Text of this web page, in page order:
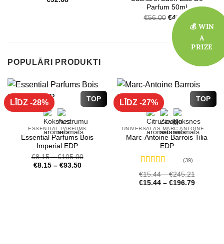
Parfum 50ml
€56.00 Original
price
was:
€56.00.
€42.00
price
€42.00.
POPULĀRI PRODUKTI
TOP
LĪDZ -28%
ESSENTIAL PARFUMS
Essential Parfums Bois
Imperial EDP
€8.15–€105.00
€8.15– €93.50
TOP
LĪDZ -27%
Marc-Antoine Barrois Tilia
EDP
Novērtēts
ar4.72 no 5
(39)
€15.44–€245.21
€15.44– €196.79
💰 WIN
A
PRIZE
💰 WIN
A
PRIZE